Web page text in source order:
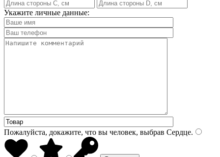
Укажите личные данные:
Пожалуйста, докажите, что вы человек, выбрав Сердце.